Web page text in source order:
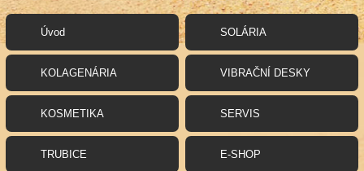
Úvod SOLÁRIA
KOLAGENÁRIA VIBRAČNÍ DESKY
KOSMETIKA SERVIS
TRUBICE E-SHOP